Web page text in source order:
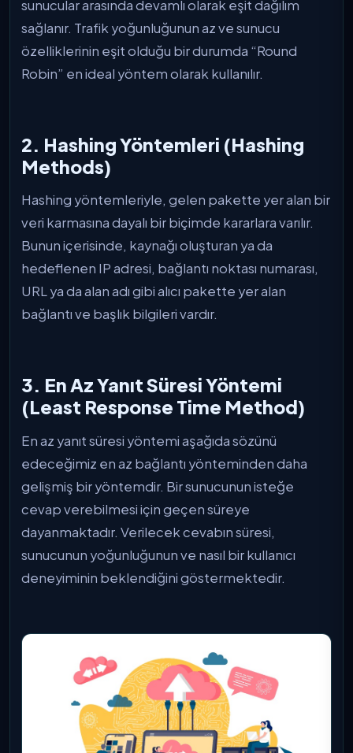
sunucular arasında devamlı olarak eşit dağılım
sağlanır. Trafik yoğunluğunun az ve sunucu
özelliklerinin eşit olduğu bir durumda “Round
Robin” en ideal yöntem olarak kullanılır.
2. Hashing Yöntemleri (Hashing
Methods)
Hashing yöntemleriyle, gelen pakette yer alan bir
veri karmasına dayalı bir biçimde kararlara varılır.
Bunun içerisinde, kaynağı oluşturan ya da
hedeflenen IP adresi, bağlantı noktası numarası,
URL ya da alan adı gibi alıcı pakette yer alan
bağlantı ve başlık bilgileri vardır.
3. En Az Yanıt Süresi Yöntemi
(Least Response Time Method)
En az yanıt süresi yöntemi aşağıda sözünü
edeceğimiz en az bağlantı yönteminden daha
gelişmiş bir yöntemdir. Bir sunucunun isteğe
cevap verebilmesi için geçen süreye
dayanmaktadır. Verilecek cevabın süresi,
sunucunun yoğunluğunun ve nasıl bir kullanıcı
deneyiminin beklendiğini göstermektedir.